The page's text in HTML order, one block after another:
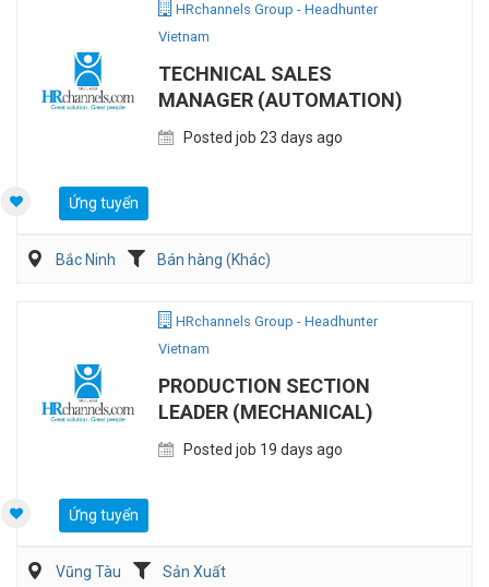
HRchannels Group - Headhunter
Vietnam
TECHNICAL SALES
MANAGER (AUTOMATION)
Posted job 23 days ago
Ứng tuyển
Bắc Ninh Bán hàng (Khác)
HRchannels Group - Headhunter
Vietnam
PRODUCTION SECTION
LEADER (MECHANICAL)
Posted job 19 days ago
Ứng tuyển
Vũng Tàu
Sản Xuất